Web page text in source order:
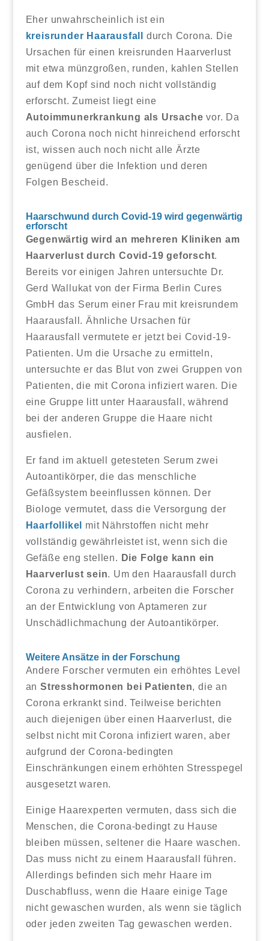
Eher unwahrscheinlich ist ein
kreisrunder Haarausfall
durch Corona. Die
Ursachen für einen kreisrunden Haarverlust
mit etwa münzgroßen, runden, kahlen Stellen
auf dem Kopf sind noch nicht vollständig
erforscht. Zumeist liegt eine
Autoimmunerkrankung als Ursache vor. Da
auch Corona noch nicht hinreichend erforscht
ist, wissen auch noch nicht alle Ärzte
genügend über die Infektion und deren
Folgen Bescheid.
Haarschwund durch Covid-19 wird gegenwärtig
erforscht
Gegenwärtig wird an mehreren Kliniken am
Haarverlust durch Covid-19 geforscht.
Bereits vor einigen Jahren untersuchte Dr.
Gerd Wallukat von der Firma Berlin Cures
GmbH das Serum einer Frau mit kreisrundem
Haarausfall. Ähnliche Ursachen für
Haarausfall vermutete er jetzt bei Covid-19-
Patienten. Um die Ursache zu ermitteln,
untersuchte er das Blut von zwei Gruppen von
Patienten, die mit Corona infiziert waren. Die
eine Gruppe litt unter Haarausfall, während
bei der anderen Gruppe die Haare nicht
ausfielen.
Er fand im aktuell getesteten Serum zwei
Autoantikörper, die das menschliche
Gefäßsystem beeinflussen können. Der
Biologe vermutet, dass die Versorgung der
Haarfollikel
mit Nährstoffen nicht mehr
vollständig gewährleistet ist, wenn sich die
Gefäße eng stellen. Die Folge kann ein
Haarverlust sein. Um den Haarausfall durch
Corona zu verhindern, arbeiten die Forscher
an der Entwicklung von Aptameren zur
Unschädlichmachung der Autoantikörper.
Weitere Ansätze in der Forschung
Andere Forscher vermuten ein erhöhtes Level
an Stresshormonen bei Patienten, die an
Corona erkrankt sind. Teilweise berichten
auch diejenigen über einen Haarverlust, die
selbst nicht mit Corona infiziert waren, aber
aufgrund der Corona-bedingten
Einschränkungen einem erhöhten Stresspegel
ausgesetzt waren.
Einige Haarexperten vermuten, dass sich die
Menschen, die Corona-bedingt zu Hause
bleiben müssen, seltener die Haare waschen.
Das muss nicht zu einem Haarausfall führen.
Allerdings befinden sich mehr Haare im
Duschabfluss, wenn die Haare einige Tage
nicht gewaschen wurden, als wenn sie täglich
oder jeden zweiten Tag gewaschen werden.